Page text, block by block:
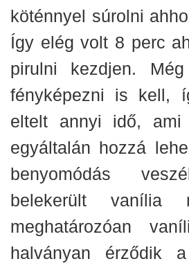
köténnyel súrolni
Így elég volt 8 perc
pirulni kezdjen.
fényképezni is kell,
eltelt annyi idő,
egyáltalán hozzá
benyomódás
belekerült vanília
meghatározóan
halványan érződik